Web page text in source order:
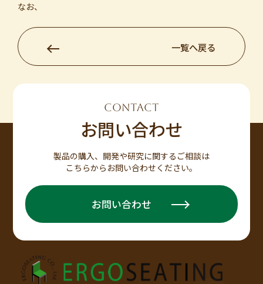
なお、
一覧へ戻る
CONTACT
お問い合わせ
製品の購入、開発や研究に関するご相談は
こちらからお問い合わせください。
お問い合わせ